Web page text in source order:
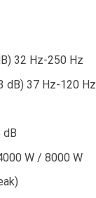
32 Hz-250 Hz
dB) 37 Hz-120 Hz
W / 8000 W